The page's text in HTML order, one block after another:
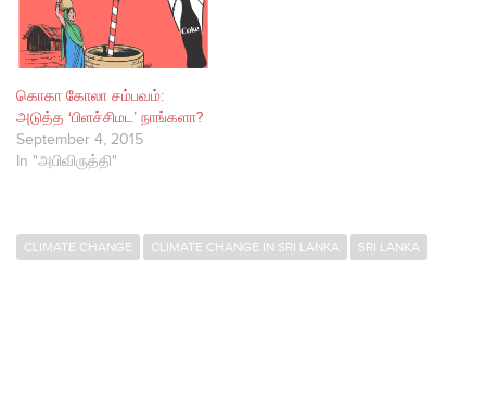
கொகா கோலா சம்பவம்:
அடுத்த ‘பிளச்சிமட’ நாங்களா?
September 4, 2015
In "அபிவிருத்தி"
CLIMATE CHANGE CLIMATE CHANGE IN SRI LANKA SRI LANKA